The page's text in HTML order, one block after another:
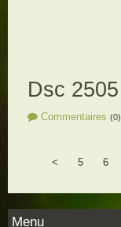
Dsc 2505
Commentaires (0)
< 5 6
Menu